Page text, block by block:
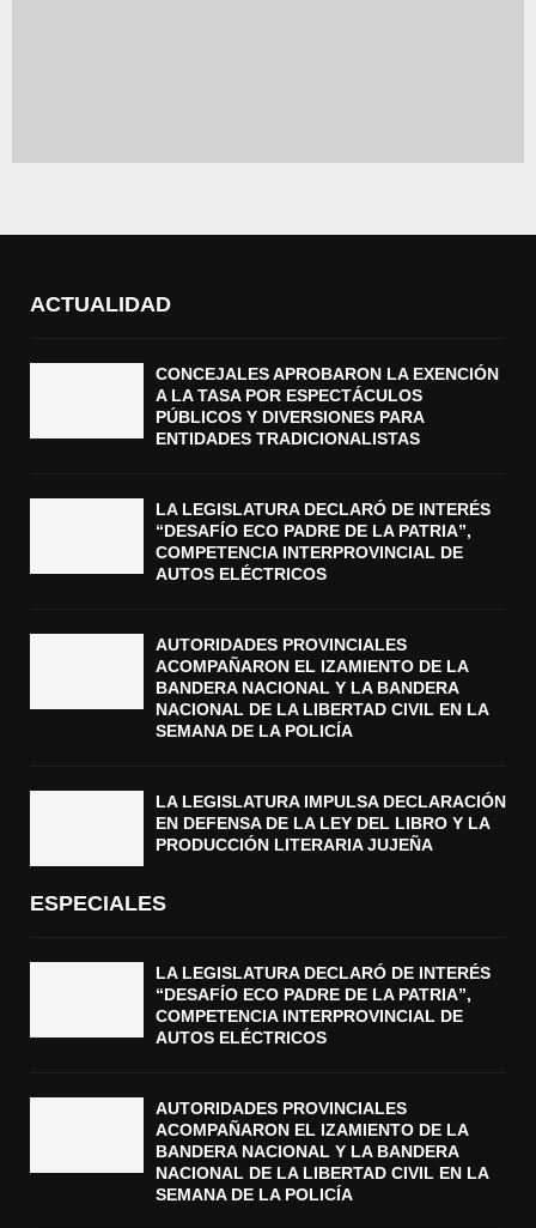
ACTUALIDAD
CONCEJALES APROBARON LA EXENCIÓN
A LA TASA POR ESPECTÁCULOS
PÚBLICOS Y DIVERSIONES PARA
ENTIDADES TRADICIONALISTAS
LA LEGISLATURA DECLARÓ DE INTERÉS
“DESAFÍO ECO PADRE DE LA PATRIA”,
COMPETENCIA INTERPROVINCIAL DE
AUTOS ELÉCTRICOS
AUTORIDADES PROVINCIALES
ACOMPAÑARON EL IZAMIENTO DE LA
BANDERA NACIONAL Y LA BANDERA
NACIONAL DE LA LIBERTAD CIVIL EN LA
SEMANA DE LA POLICÍA
LA LEGISLATURA IMPULSA DECLARACIÓN
EN DEFENSA DE LA LEY DEL LIBRO Y LA
PRODUCCIÓN LITERARIA JUJEÑA
ESPECIALES
LA LEGISLATURA DECLARÓ DE INTERÉS
“DESAFÍO ECO PADRE DE LA PATRIA”,
COMPETENCIA INTERPROVINCIAL DE
AUTOS ELÉCTRICOS
AUTORIDADES PROVINCIALES
ACOMPAÑARON EL IZAMIENTO DE LA
BANDERA NACIONAL Y LA BANDERA
NACIONAL DE LA LIBERTAD CIVIL EN LA
SEMANA DE LA POLICÍA